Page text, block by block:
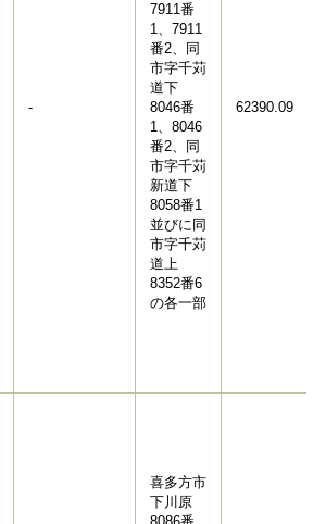
-
7911番
1、7911
番2、同
市字千苅
道下
8046番
1、8046
番2、同
市字千苅
新道下
8058番1
並びに同
市字千苅
道上
8352番6
の各一部
62390.09
喜多方市
下川原